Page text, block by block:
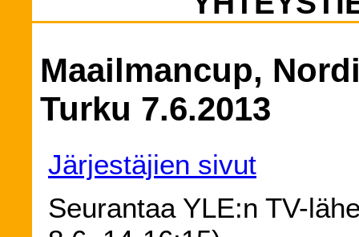
Maailmancup,
Turku 7.6.2013
Järjestäjien sivut
Seurantaa YLE:n TV-